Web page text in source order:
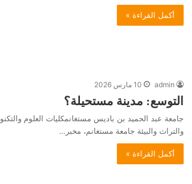
أكمل القراءة »
admin 10 مارس 2026
التوسع: مدينة مستحيلة؟
جامعة عبد الحميد بن باديس مستغانمكليات العلوم
والتراث والبيئة جامعة مستغانم، مخبر…
أكمل القراءة »